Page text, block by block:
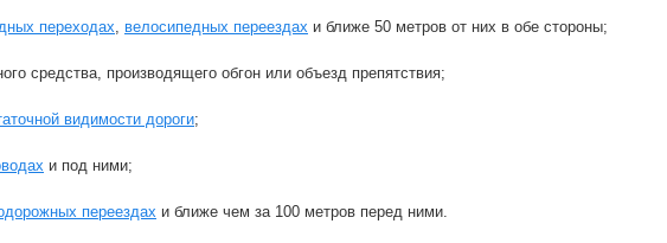
переходах, велосипедных переездах и ближе 50 метров от них в обе стороны;
средства, производящего обгон или объезд препятствия;
видимости дороги;
и под ними;
переездах и ближе чем за 100 метров перед ними.